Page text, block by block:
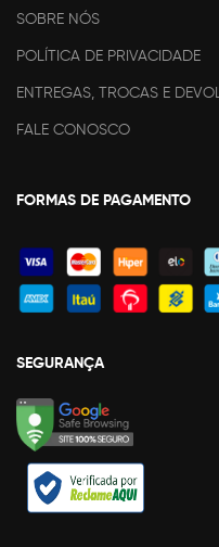
SOBRE NÓS
POLÍTICA DE PRIVACIDADE
ENTREGAS, TROCAS E
FALE CONOSCO
FORMAS DE PAGAMENTO
SEGURANÇA